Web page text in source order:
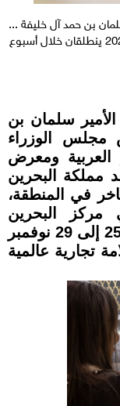
بن حمد آل خليفة ...
سلمان بن
مجلس الوزراء
ومعرض
، حيث تستعد مملكة البحرين
في المنطقة،
مركز البحرين
العالمي للمعارض خلال الفترة من 25 إلى 29 نوفمبر
بمشاركة أكثر من 700 علامة تجارية عالمية